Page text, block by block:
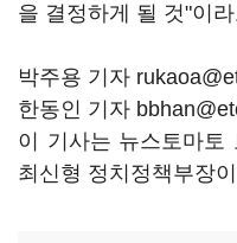
을 결정하게 될 것"이
박주용 기자
한동인 기자
이 기사는 뉴스토마토
최신형 정치정책부장